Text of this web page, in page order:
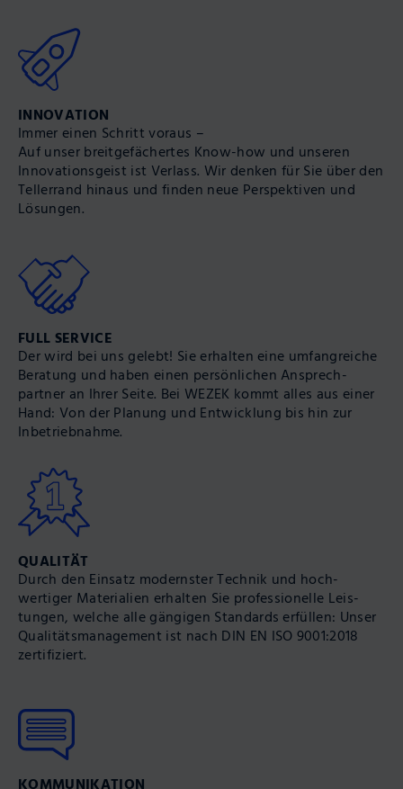
INNOVATION
Immer einen Schritt voraus –
Auf unser breit­gefächertes Know-how und unseren
Innovations­geist ist Verlass. Wir denken für Sie über den
Teller­rand hinaus und finden neue Perspek­tiven und
Lösungen.
FULL SERVICE
Der wird bei uns gelebt! Sie erhalten eine umfang­reiche
Bera­tung und haben einen persön­lichen Ansprech­
partner an Ihrer Seite. Bei WEZEK kommt alles aus einer
Hand: Von der Pla­nung und Ent­wick­lung bis hin zur
Inbetrieb­nahme.
QUALITÄT
Durch den Ein­satz modernster Technik und hoch­
wertiger Mate­rialien erhalten Sie profes­sio­nelle Leis­
tungen, welche alle gängigen Stan­dards erfüllen: Unser
Quali­täts­manage­ment ist nach DIN EN ISO 9001:2018
zertifiziert.
KOMMUNIKATION